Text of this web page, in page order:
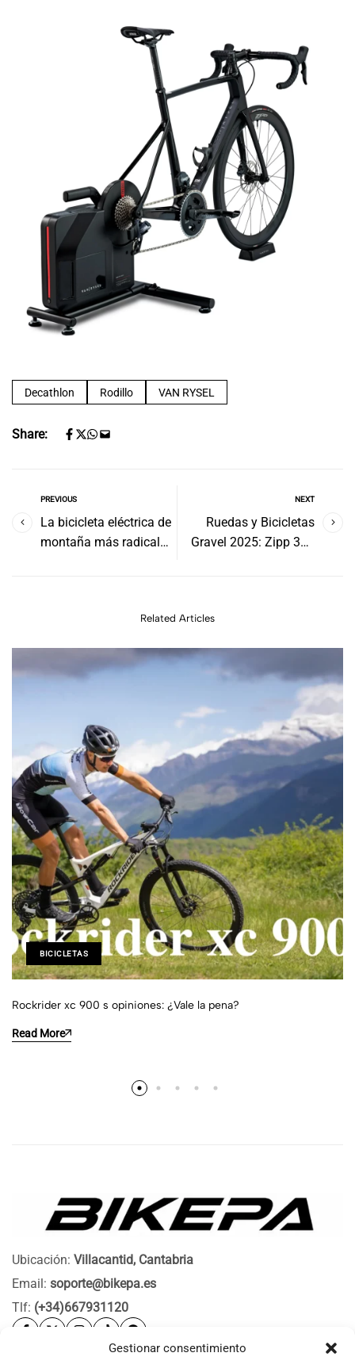
Gestionar consentimiento
Decathlon Rodillo VAN RYSEL
Share:
PREVIOUS
La bicicleta eléctrica de
montaña más radical
NEXT
Ruedas y Bicicletas
Gravel 2025: Zipp 303
Related Articles
BICICLETAS
Rockrider xc 900 s opiniones: ¿Vale la pena?
Read More
Ubicación: Villacantid, Cantabria
Email: soporte@bikepa.es
Tlf: (+34)667931120